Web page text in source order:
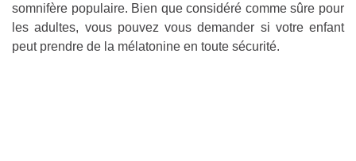
somnifère populaire. Bien que considéré comme sûre pour
les adultes, vous pouvez vous demander si votre enfant
peut prendre de la mélatonine en toute sécurité.